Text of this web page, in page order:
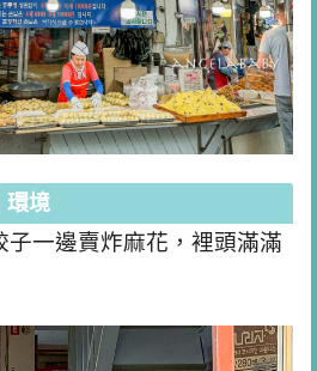
環境
子一邊賣炸麻花，裡頭滿滿